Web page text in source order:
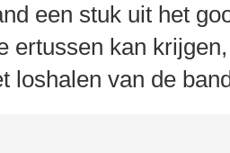
een stuk uit het
ertussen kan
loshalen van de